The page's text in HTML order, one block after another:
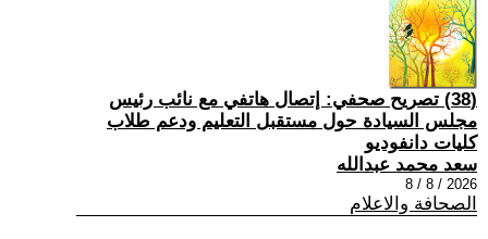
(38) تصريح صحفي: إتصال هاتفي مع نائب رئيس
مجلس السيادة حول مستقبل التعليم ودعم طلاب
كليات دانفوديو
سعد محمد عبدالله
2026 / 8 / 8
الصحافة والاعلام